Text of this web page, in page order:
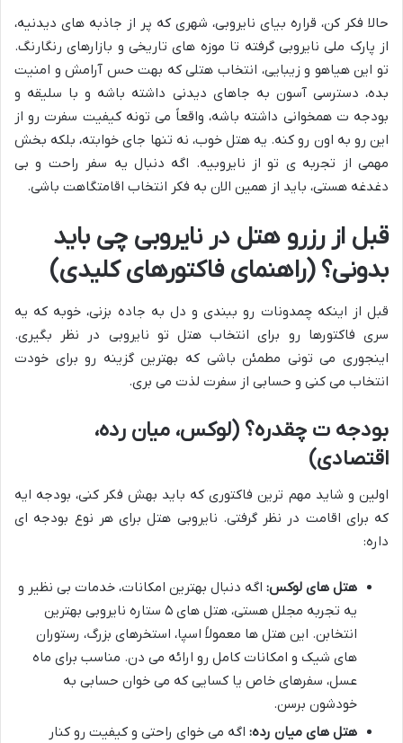
حالا فکر کن، قراره بیای نایروبی، شهری که پر از جاذبه های دیدنیه،
از پارک ملی نایروبی گرفته تا موزه های تاریخی و بازارهای رنگارنگ.
تو این هیاهو و زیبایی، انتخاب هتلی که بهت حس آرامش و امنیت
بده، دسترسی آسون به جاهای دیدنی داشته باشه و با سلیقه و
بودجه ت همخوانی داشته باشه، واقعاً می تونه کیفیت سفرت رو از
این رو به اون رو کنه. یه هتل خوب، نه تنها جای خوابته، بلکه بخش
مهمی از تجربه ی تو از نایروبیه. اگه دنبال یه سفر راحت و بی
دغدغه هستی، باید از همین الان به فکر انتخاب اقامتگاهت باشی.
قبل از رزرو هتل در نایروبی چی باید
بدونی؟ (راهنمای فاکتورهای کلیدی)
قبل از اینکه چمدونات رو ببندی و دل به جاده بزنی، خوبه که یه
سری فاکتورها رو برای انتخاب هتل تو نایروبی در نظر بگیری.
اینجوری می تونی مطمئن باشی که بهترین گزینه رو برای خودت
انتخاب می کنی و حسابی از سفرت لذت می بری.
بودجه ت چقدره؟ (لوکس، میان رده،
اقتصادی)
اولین و شاید مهم ترین فاکتوری که باید بهش فکر کنی، بودجه ایه
که برای اقامت در نظر گرفتی. نایروبی هتل برای هر نوع بودجه ای
داره:
هتل های لوکس: اگه دنبال بهترین امکانات، خدمات بی نظیر و
یه تجربه مجلل هستی، هتل های ۵ ستاره نایروبی بهترین
انتخابن. این هتل ها معمولاً اسپا، استخرهای بزرگ، رستوران
های شیک و امکانات کامل رو ارائه می دن. مناسب برای ماه
عسل، سفرهای خاص یا کسایی که می خوان حسابی به
خودشون برسن.
هتل های میان رده: اگه می خوای راحتی و کیفیت رو کنار